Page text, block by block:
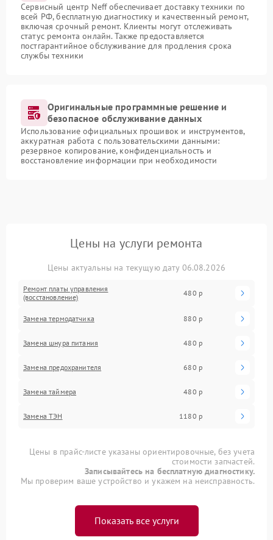
Сервисный центр Neff обеспечивает доставку техники по
всей РФ, бесплатную диагностику и качественный ремонт,
включая срочный ремонт. Клиенты могут отслеживать
статус ремонта онлайн. Также предоставляется
постгарантийное обслуживание для продления срока
службы техники
Оригинальные программные решение и
безопасное обслуживание данных
Использование официальных прошивок и инструментов,
аккуратная работа с пользовательскими данными:
резервное копирование, конфиденциальность и
восстановление информации при необходимости
Цены на услуги ремонта
Цены актуальны на текущую дату 06.08.2026
Ремонт платы управления
(восстановление)
480 р
Замена термодатчика 880 р
Замена шнура питания 480 р
Замена предохранителя 680 р
Замена таймера 480 р
Замена ТЭН 1180 р
Цены в прайс-листе указаны ориентировочные, без учета
стоимости запчастей.
Записывайтесь на бесплатную диагностику.
Мы проверим ваше устройство и укажем на неисправность.
Показать все услуги